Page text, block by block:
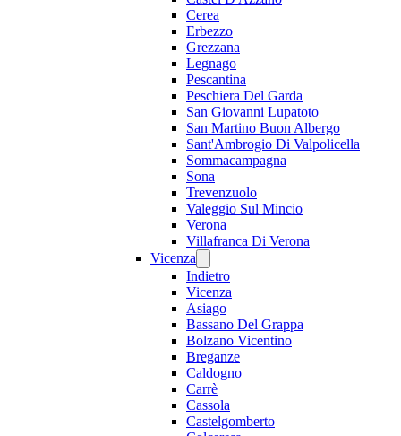
Cerea
Erbezzo
Grezzana
Legnago
Pescantina
Peschiera Del Garda
San Giovanni Lupatoto
San Martino Buon Albergo
Sant'Ambrogio Di Valpolicella
Sommacampagna
Sona
Trevenzuolo
Valeggio Sul Mincio
Verona
Villafranca Di Verona
Vicenza
Indietro
Vicenza
Asiago
Bassano Del Grappa
Bolzano Vicentino
Breganze
Caldogno
Carrè
Cassola
Castelgomberto